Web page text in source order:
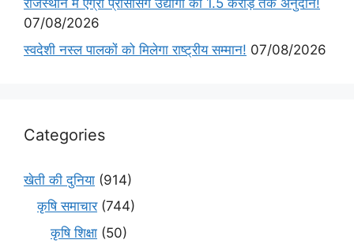
राजस्थान में एग्रो प्रोसेसिंग उद्योगों को 1.5 करोड़ तक अनुदान!
07/08/2026
स्वदेशी नस्ल पालकों को मिलेगा राष्ट्रीय सम्मान! 07/08/2026
Categories
खेती की दुनिया (914)
कृषि समाचार(744)
कृषि शिक्षा (50)